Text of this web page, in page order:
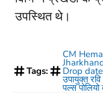
उपस्थित थे।
Tags:
CM
Drop
उपायुक्त
पल्स